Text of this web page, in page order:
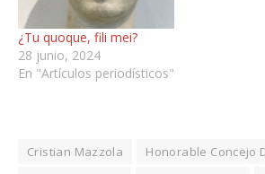
¿Tu quoque, fili mei?
28 junio, 2024
En "Artículos periodísticos"
Cristian Mazzola
Honorable Concejo